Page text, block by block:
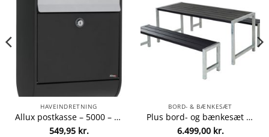
HAVEINDRETNING
Allux postkasse – 5000 – Sort/stål fra Allux 5701701605147
549,95 kr.
BORD- & BÆNKESÆT
Plus bord- og bænkesæt – Alma – Sort fra Plus 5703393717887
6.499,00 kr.